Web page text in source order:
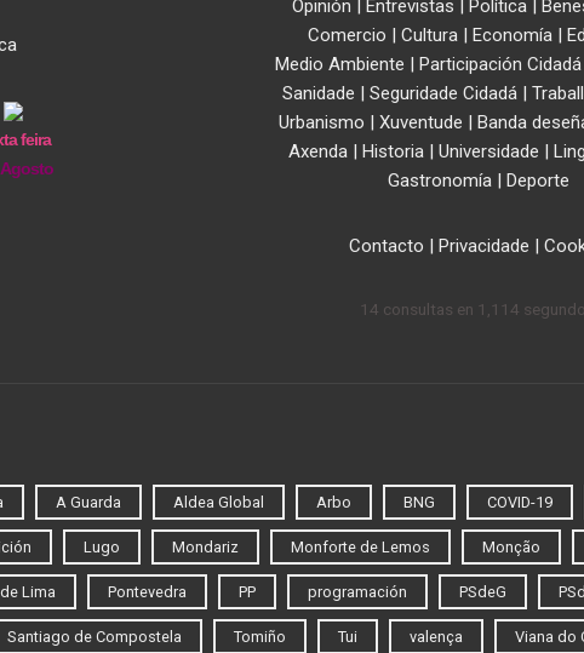
feira
Opinión | Entrevistas | Política|
Comercio | Cultura | Economía |
Medio Ambiente | Participación Cidadá
Sanidade | Seguridade Cidadá |
Urbanismo | Xuventude | Banda
Axenda| Historia| Universidade |
Gastronomía | Deporte
Contacto | Privacidade |
14 consultas en 1,114
A Guarda Aldea Global Arbo BNG COVID-19
Lugo Mondariz Monforte de Lemos Monção
Lima Pontevedra PP programación PSdeG
Santiago de Compostela Tomiño Tui valença Viana do